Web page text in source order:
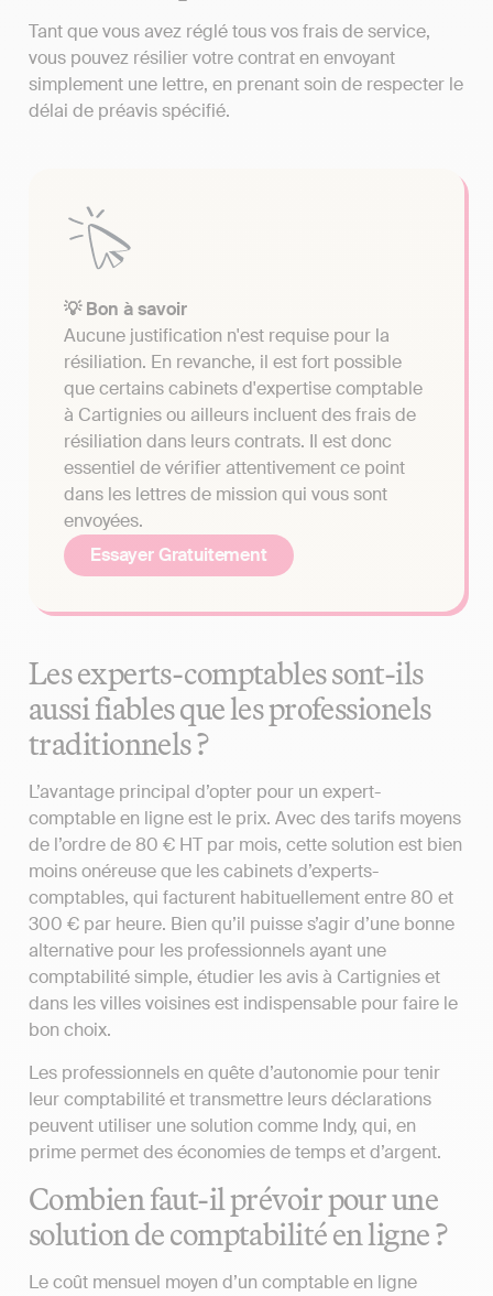
Tant que vous avez réglé tous vos frais de service,
vous pouvez résilier votre contrat en envoyant
simplement une lettre, en prenant soin de respecter le
délai de préavis spécifié.
💡 Bon à savoir
Aucune justification n'est requise pour la
résiliation. En revanche, il est fort possible
que certains cabinets d'expertise comptable
à Cartignies ou ailleurs incluent des frais de
résiliation dans leurs contrats. Il est donc
essentiel de vérifier attentivement ce point
dans les lettres de mission qui vous sont
envoyées.
Essayer Gratuitement
Les experts-comptables sont-ils
aussi fiables que les professionels
traditionnels ?
L’avantage principal d’opter pour un expert-
comptable en ligne est le prix. Avec des tarifs moyens
de l’ordre de 80 € HT par mois, cette solution est bien
moins onéreuse que les cabinets d’experts-
comptables, qui facturent habituellement entre 80 et
300 € par heure. Bien qu’il puisse s’agir d’une bonne
alternative pour les professionnels ayant une
comptabilité simple, étudier les avis à Cartignies et
dans les villes voisines est indispensable pour faire le
bon choix.
Les professionnels en quête d’autonomie pour tenir
leur comptabilité et transmettre leurs déclarations
peuvent utiliser une solution comme Indy, qui, en
prime permet des économies de temps et d’argent.
Combien faut-il prévoir pour une
solution de comptabilité en ligne ?
Le coût mensuel moyen d’un comptable en ligne